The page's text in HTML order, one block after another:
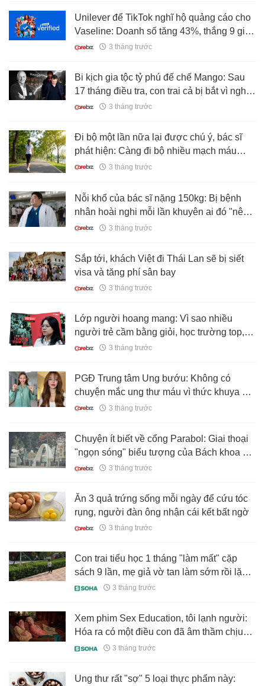
Unilever để TikTok nghĩ hộ quảng cáo cho
Vaseline: Doanh số tăng 43%, thắng 9 giải
Cannes và được coi là chiến dịch social
3 tháng trước
Bi kịch gia tộc tỷ phú đế chế Mango: Sau
17 tháng điều tra, con trai cả bị bắt vì nghi
giết cha để đoạt quyền thừa kế
3 tháng trước
Đi bộ một lần nữa lại được chú ý, bác sĩ
phát hiện: Càng đi bộ nhiều mạch máu
càng sạch hơn?
3 tháng trước
Nỗi khổ của bác sĩ nặng 150kg: Bị bệnh
nhân hoài nghi mỗi lần khuyên ai đó "nên
giảm cân"3 tháng trước
Sắp tới, khách Việt đi Thái Lan sẽ bị siết
visa và tăng phí sân bay
3 tháng trước
Lớp người hoang mang: Vì sao nhiều
người trẻ cầm bằng giỏi, học trường top,
nhưng mãi vẫn không thành công?
3 tháng trước
PGĐ Trung tâm Ung bướu: Không có
chuyện mắc ung thư máu vì thức khuya và
uống trà sữa3 tháng trước
Chuyện ít biết về cổng Parabol: Giai thoại
"ngọn sóng" biểu tượng của Bách khoa Hà
Nội
3 tháng trước
Ăn 3 quả trứng sống mỗi ngày để cứu tóc
rụng, người đàn ông nhận cái kết bất ngờ
3 tháng trước
Con trai tiểu học 1 tháng "làm mất" cặp
sách 9 lần, mẹ giả vờ tan làm sớm rồi lặng
lẽ bám theo và cái kết dở khóc dở cười
3 tháng trước
Xem phim Sex Education, tôi lạnh người:
Hóa ra có một điều con đã âm thầm chịu
đựng rất lâu3 tháng trước
Ung thư rất "sợ" 5 loại thực phẩm này: